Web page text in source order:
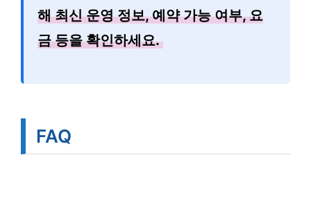
해 최신 운영 정보, 예약 가능 여부, 요
금 등을 확인하세요.
FAQ